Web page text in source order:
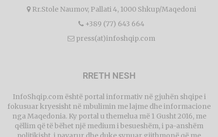
Rr.Stole Naumov, Pallati 4, 1000 Shkup/Maqedoni
+389 (77) 643 664
press(at)infoshqip.com
RRETH NESH
InfoShqip.com është portal informativ në gjuhën shqipe i
fokusuar kryesisht në mbulimin me lajme dhe informacione
nga Maqedonia. Ky portal u themelua më 1 Gusht 2016, me
qëllim që të bëhet një medium i besueshëm, i pa-anshëm